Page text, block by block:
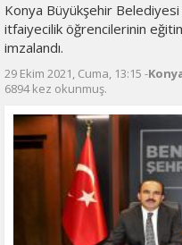
Konya Büyükşehir
itfaiyecilik öğrencilerinin
imzalandı.
29 Ekim 2021, Cuma, 13:15 -
6894 kez okunmuş.